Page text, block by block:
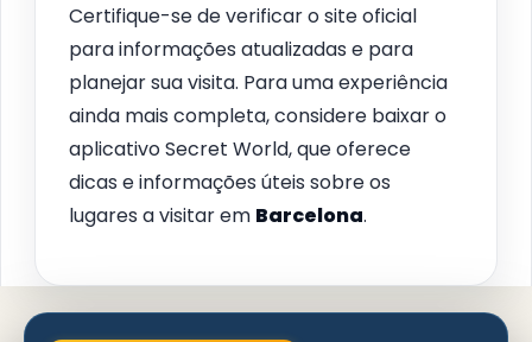
Certifique-se de verificar o site oficial
para informações atualizadas e para
planejar sua visita. Para uma experiência
ainda mais completa, considere baixar o
aplicativo Secret World, que oferece
dicas e informações úteis sobre os
lugares a visitar em Barcelona.